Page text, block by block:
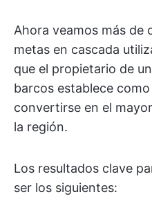
Ahora veamos más de
metas en cascada
que el propietario de
barcos establece
convertirse en el
la región.
Los resultados clave
ser los siguientes: